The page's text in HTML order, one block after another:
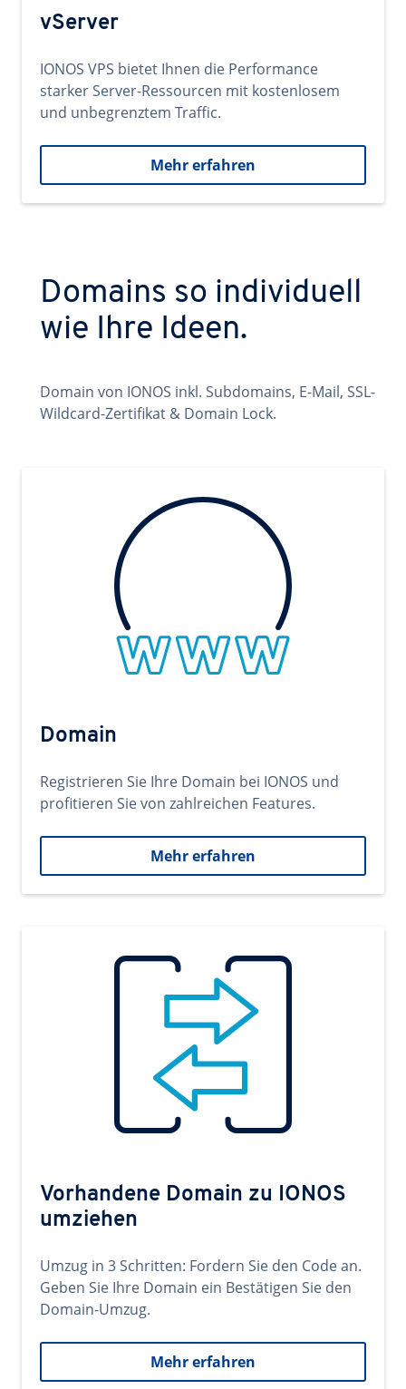
vServer
IONOS VPS bietet Ihnen die Performance
starker Server-Ressourcen mit kostenlosem
und unbegrenztem Traffic.
Mehr erfahren
Domains so individuell
wie Ihre Ideen.
Domain von IONOS inkl. Subdomains, E-Mail, SSL-
Wildcard-Zertifikat & Domain Lock.
Domain
Registrieren Sie Ihre Domain bei IONOS und
profitieren Sie von zahlreichen Features.
Mehr erfahren
Vorhandene Domain zu IONOS
umziehen
Umzug in 3 Schritten: Fordern Sie den Code an.
Geben Sie Ihre Domain ein Bestätigen Sie den
Domain-Umzug.
Mehr erfahren